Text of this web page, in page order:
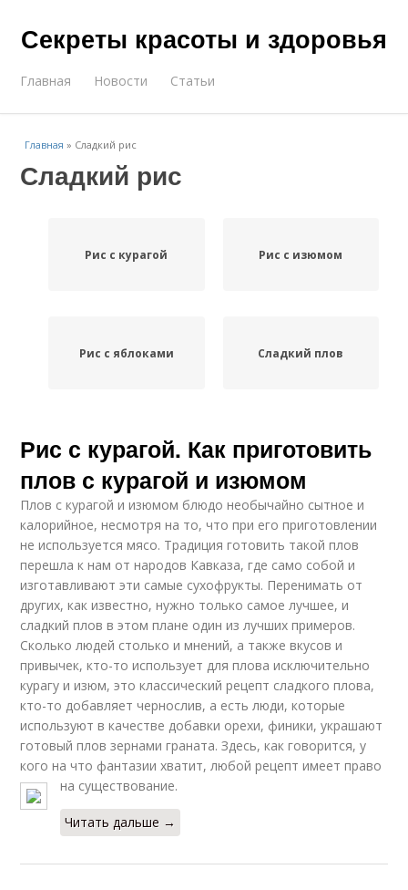
Секреты красоты и здоровья
Главная Новости Статьи
Главная » Сладкий рис
Сладкий рис
Рис с курагой Рис с изюмом
Рис с яблоками Сладкий плов
Рис с курагой. Как приготовить
плов с курагой и изюмом
Плов с курагой и изюмом блюдо необычайно сытное и
калорийное, несмотря на то, что при его приготовлении
не используется мясо. Традиция готовить такой плов
перешла к нам от народов Кавказа, где само собой и
изготавливают эти самые сухофрукты. Перенимать от
других, как известно, нужно только самое лучшее, и
сладкий плов в этом плане один из лучших примеров.
Сколько людей столько и мнений, а также вкусов и
привычек, кто-то использует для плова исключительно
курагу и изюм, это классический рецепт сладкого плова,
кто-то добавляет чернослив, а есть люди, которые
используют в качестве добавки орехи, финики, украшают
готовый плов зернами граната. Здесь, как говорится, у
кого на что фантазии хватит, любой рецепт имеет право
на существование.
Читать дальше →